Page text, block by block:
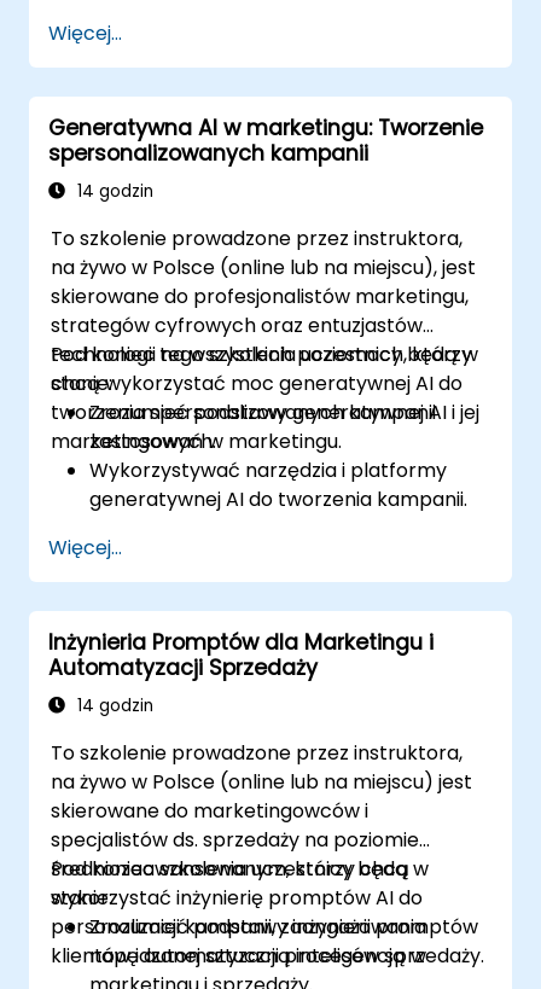
spersonalizowanego marketingu.
Integrować DeepSeek z narzędziami
automatyzacji marketingu do zarządzania
kampaniami.
Stosować analitykę predykcyjną do
przewidywania zachowań klientów i
Więcej...
Generatywna AI w marketingu: Tworzenie
spersonalizowanych kampanii
14 godzin
To szkolenie prowadzone przez instruktora,
na żywo w Polsce (online lub na miejscu), jest
skierowane do profesjonalistów marketingu,
strategów cyfrowych oraz entuzjastów
technologii na wszystkich poziomach, którzy
chcą wykorzystać moc generatywnej AI do
tworzenia spersonalizowanych kampanii
marketingowych.
Pod koniec tego szkolenia uczestnicy będą w
stanie:
Zrozumieć podstawy generatywnej AI i jej
zastosowań w marketingu.
Wykorzystywać narzędzia i platformy
generatywnej AI do tworzenia kampanii.
marketingowe przy użyciu modeli AI.
Integrować treści generowane przez AI z
szerszymi strategiami marketingowymi.
Analizować i optymalizować kampanie
marketingowe napędzane AI w celu
poprawy ich skuteczności.
Więcej...
Inżynieria Promptów dla Marketingu i
Automatyzacji Sprzedaży
14 godzin
To szkolenie prowadzone przez instruktora,
na żywo w Polsce (online lub na miejscu) jest
skierowane do marketingowców i
specjalistów ds. sprzedaży na poziomie
średniozaawansowanym, którzy chcą
wykorzystać inżynierię promptów AI do
personalizacji kampanii, zaangażowania
klientów i automatyzacji procesów sprzedaży.
Pod koniec szkolenia uczestnicy będą w
stanie:
Zrozumieć podstawy inżynierii promptów
napędzanej sztuczną inteligencją w